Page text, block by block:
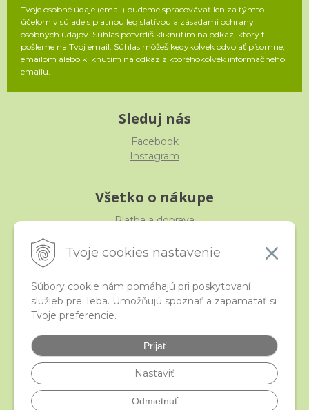
Tvoje cookies nastavenie
Súbory cookie nám pomáhajú pri poskytovaní
služieb pre Teba. Umožňujú spoznať a zapamätať si
Tvoje preferencie.
Prijať
Nastaviť
Odmietnuť
Tvoje osobné údaje (email) budeme spracovávať len za týmto
účelom v súlade s platnou legislatívou a zásadami ochrany
osobných údajov. Súhlas potvrdíš kliknutím na odkaz, ktorý ti
pošleme na Tvoj email. Súhlas môžeš kedykoľvek odvolať písomne,
emailom alebo kliknutím na odkaz z ktoréhokoľvek informačného
emailu.
Sleduj nás
Facebook
Instagram
Všetko o nákupe
Platba a doprava
Obchodné podmienky
iStraka
Veľkoobchod
Najčastejšie otázky
Certifikáty